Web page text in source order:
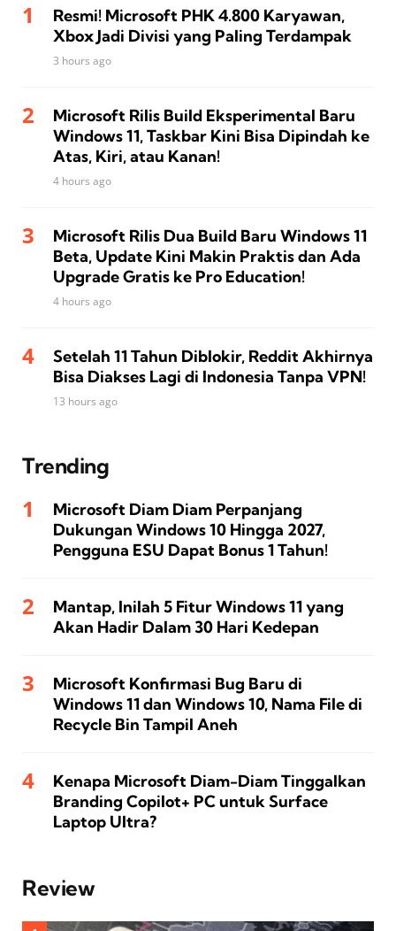
Resmi! Microsoft PHK 4.800 Karyawan,
Xbox Jadi Divisi yang Paling Terdampak
3 hours ago
Microsoft Rilis Build Eksperimental Baru
Windows 11, Taskbar Kini Bisa Dipindah ke
Atas, Kiri, atau Kanan!
4 hours ago
Microsoft Rilis Dua Build Baru Windows 11
Beta, Update Kini Makin Praktis dan Ada
Upgrade Gratis ke Pro Education!
4 hours ago
Setelah 11 Tahun Diblokir, Reddit Akhirnya
Bisa Diakses Lagi di Indonesia Tanpa VPN!
13 hours ago
Trending
Microsoft Diam Diam Perpanjang
Dukungan Windows 10 Hingga 2027,
Pengguna ESU Dapat Bonus 1 Tahun!
Mantap, Inilah 5 Fitur Windows 11 yang
Akan Hadir Dalam 30 Hari Kedepan
Microsoft Konfirmasi Bug Baru di
Windows 11 dan Windows 10, Nama File di
Recycle Bin Tampil Aneh
Kenapa Microsoft Diam-Diam Tinggalkan
Branding Copilot+ PC untuk Surface
Laptop Ultra?
Review